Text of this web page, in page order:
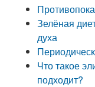
Зелёная
духа
Что такое
подходит?